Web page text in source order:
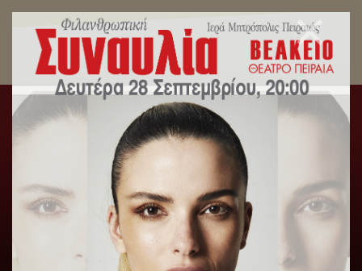
5000 Δέματα Αγάπης μοίρασε ο Σεβασμιώτατος
Μητροπολίτης Πειραιώς κ. Σεραφείμ.